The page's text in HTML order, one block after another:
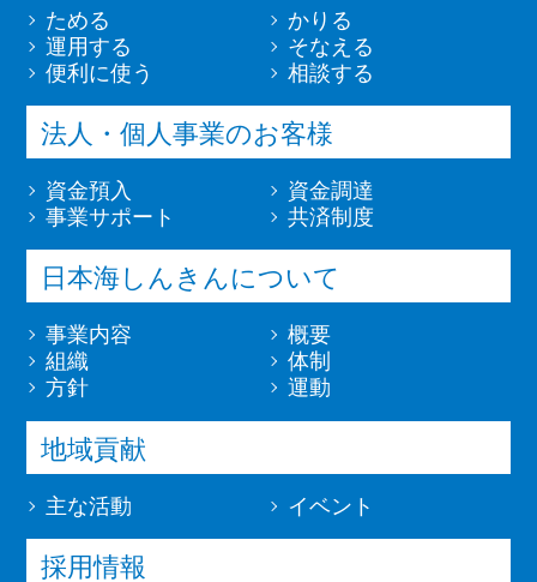
ためる
かりる
運用する
そなえる
便利に使う
相談する
法人・個人事業のお客様
資金預入
資金調達
事業サポート
共済制度
日本海しんきんについて
事業内容
概要
組織
体制
方針
運動
地域貢献
主な活動 イベント
採用情報